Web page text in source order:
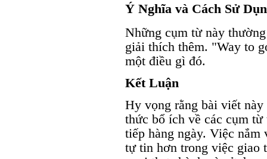
Ý Nghĩa và Cách Sử
Những cụm từ này
giải thích thêm. "Way to
một điều gì đó.
Kết Luận
Hy vọng rằng bài viết
thức bổ ích về các cụm
tiếp hàng ngày. Việc nắm
tự tin hơn trong việc giao